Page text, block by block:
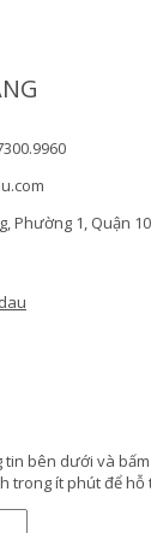
Phường 1, Quận
bên dưới và
trong ít phút để hỗ